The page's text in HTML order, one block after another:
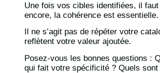
Une fois vos cibles identifiées, il
encore, la cohérence est essentielle.
Il ne s’agit pas de répéter votre
reflètent votre valeur ajoutée.
Posez-vous les bonnes questions :
qui fait votre spécificité ? Quels